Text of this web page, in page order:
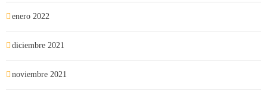
enero 2022
diciembre 2021
noviembre 2021